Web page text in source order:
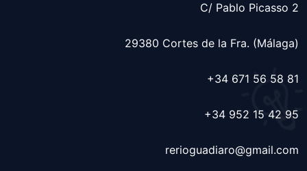
C/ Pablo Picasso 2
29380 Cortes de la Fra. (Málaga)
+34 671 56 58 81
+34 952 15 42 95
rerioguadiaro@gmail.com